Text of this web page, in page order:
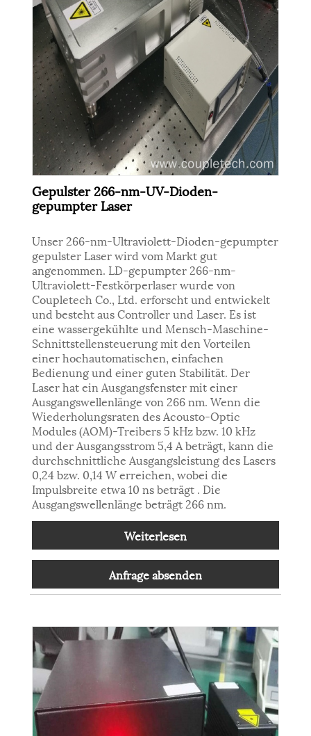
Gepulster 266-nm-UV-Dioden-
gepumpter Laser
Unser 266-nm-Ultraviolett-Dioden-gepumpter
gepulster Laser wird vom Markt gut
angenommen. LD-gepumpter 266-nm-
Ultraviolett-Festkörperlaser wurde von
Coupletech Co., Ltd. erforscht und entwickelt
und besteht aus Controller und Laser. Es ist
eine wassergekühlte und Mensch-Maschine-
Schnittstellensteuerung mit den Vorteilen
einer hochautomatischen, einfachen
Bedienung und einer guten Stabilität. Der
Laser hat ein Ausgangsfenster mit einer
Ausgangswellenlänge von 266 nm. Wenn die
Wiederholungsraten des Acousto-Optic
Modules (AOM)-Treibers 5 kHz bzw. 10 kHz
und der Ausgangsstrom 5,4 A beträgt, kann die
durchschnittliche Ausgangsleistung des Lasers
0,24 bzw. 0,14 W erreichen, wobei die
Impulsbreite etwa 10 ns beträgt . Die
Ausgangswellenlänge beträgt 266 nm.
Weiterlesen
Anfrage absenden